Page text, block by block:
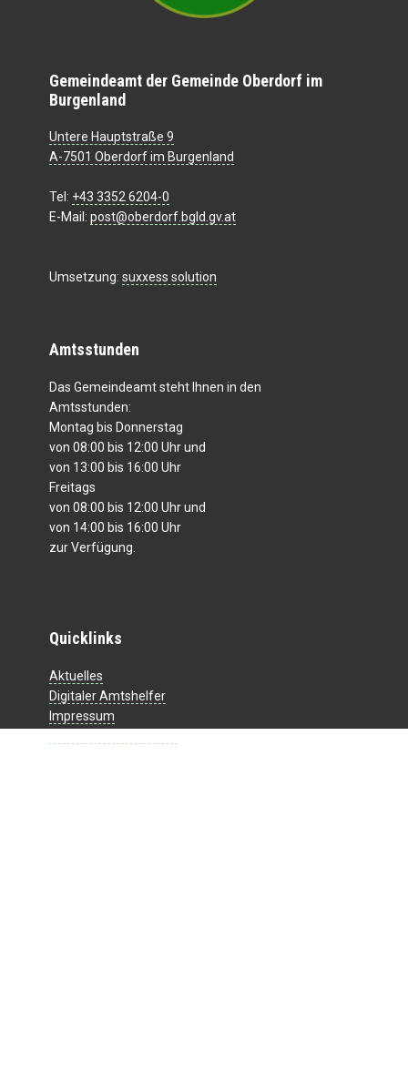
Gemeindeamt der Gemeinde Oberdorf im
Burgenland
Untere Hauptstraße 9
A-7501 Oberdorf im Burgenland
Tel: +43 3352 6204-0
E-Mail: post@oberdorf.bgld.gv.at
Umsetzung: suxxess solution
Amtsstunden
Das Gemeindeamt steht Ihnen in den
Amtsstunden:
Montag bis Donnerstag
von 08:00 bis 12:00 Uhr und
von 13:00 bis 16:00 Uhr
Freitags
von 08:00 bis 12:00 Uhr und
von 14:00 bis 16:00 Uhr
zur Verfügung.
Quicklinks
Aktuelles
Digitaler Amtshelfer
Impressum